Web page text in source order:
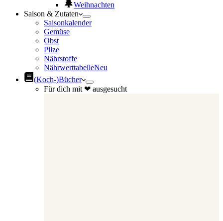
Weihnachten
Saison & Zutaten
Saisonkalender
Gemüse
Obst
Pilze
Nährstoffe
NährwerttabelleNeu
(Koch-)Bücher
Für dich mit ❤ ausgesucht